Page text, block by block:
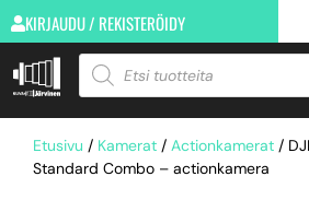
KIRJAUDU / REKISTERÖIDY
Etusivu / Kamerat / Actionkamerat /
Standard Combo – actionkamera